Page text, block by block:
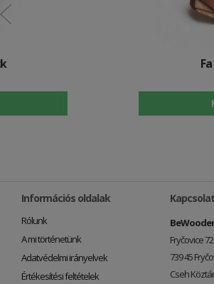
Fa fülbevaló Fox
Információs oldalak
Rólunk
A mi történetünk
Adatvédelmi irányelvek
Értékesítési feltételek
Kapcsolat
Fryčovice
739 45
Cseh